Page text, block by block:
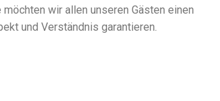
wir allen unseren Gästen einen
und Verständnis garantieren.